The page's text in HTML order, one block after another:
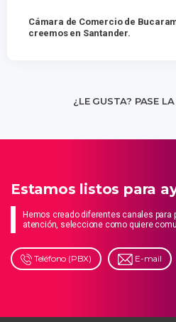
Cámara de Comercio de
creemos en Santander.
¿LE GUSTA? PASE
Estamos listos para
Hemos creado diferentes canales para
atención, seleccione como quiere
Teléfono (PBX) E-mail